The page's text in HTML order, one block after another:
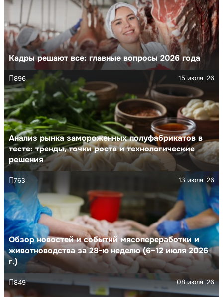
Кадры решают все: главные вопросы 2026 года
Анализ рынка замороженных полуфабрикатов в
тесте: тренды, точки роста и технологические
решения
15 июля '26
896
Обзор новостей и событий мясопереработки и
животноводства за 28-ю неделю (6–12 июля 2026
г.)
13 июля '26
763
08 июля '26
849